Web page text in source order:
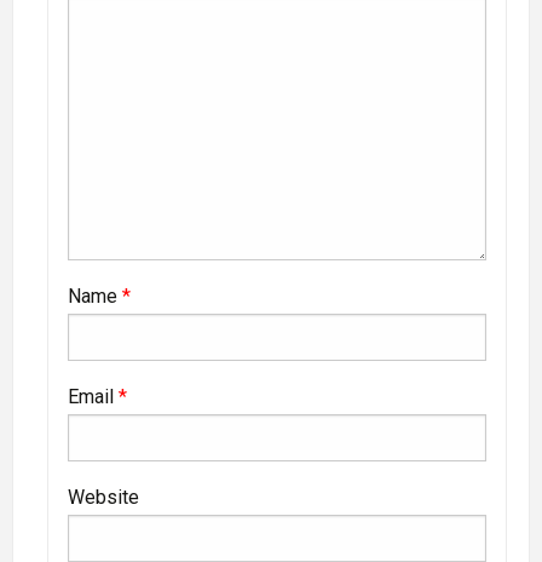
Name *
Email *
Website